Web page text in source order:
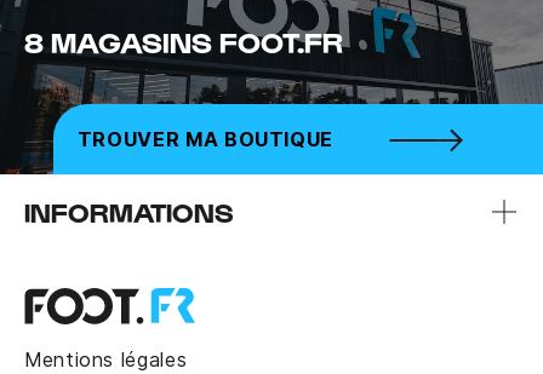
8 MAGASINS FOOT.FR
TROUVER MA BOUTIQUE
INFORMATIONS
Mentions légales